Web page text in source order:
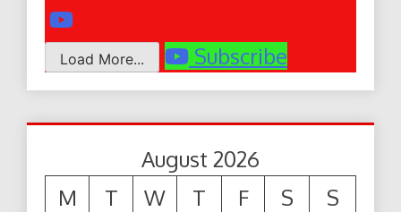
Load More... Subscribe
August 2026
M
T W T F S
S